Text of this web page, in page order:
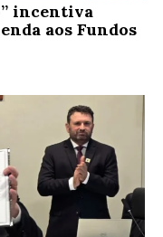
incentiva
aos Fundos